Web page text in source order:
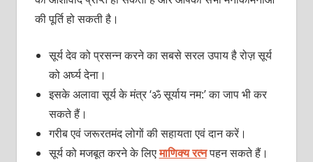
की पूर्ति हो सकती है।
सूर्य देव को प्रसन्‍न करने का सबसे सरल उपाय है रोज़ सूर्य
को अर्घ्‍य देना।
इसके अलावा सूर्य के मंत्र ‘ॐ सूर्याय नम:’ का जाप भी कर
सकते हैं।
गरीब एवं जरूरतमंद लोगों की सहायता एवं दान करें।
सूर्य को मजबूत करने के लिएमाणिक्‍य रत्‍नपहन सकते हैं।